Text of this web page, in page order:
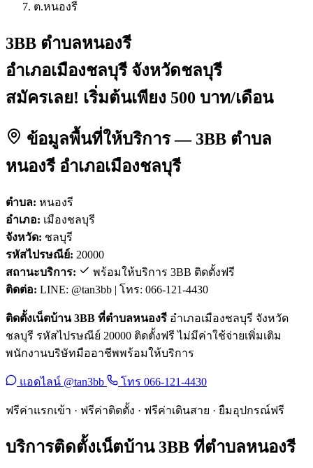
ต.หนองรี
3BB ตำบลหนองรี
อำเภอเมืองชลบุรี จังหวัดชลบุรี
สมัครเลย! เริ่มต้นเพียง 500 บาท/เดือน
ข้อมูลพื้นที่ให้บริการ — 3BB ตำบล
หนองรี อำเภอเมืองชลบุรี
ตำบล: หนองรี
อำเภอ: เมืองชลบุรี
จังหวัด: ชลบุรี
รหัสไปรษณีย์: 20000
สถานะบริการ:
พร้อมให้บริการ 3BB ติดตั้งฟรี
ติดต่อ: LINE: @tan3bb | โทร: 066-121-4430
ติดตั้งเน็ตบ้าน 3BB ที่ตำบลหนองรี อำเภอเมืองชลบุรี จังหวัด
ชลบุรี รหัสไปรษณีย์ 20000 ติดตั้งฟรี ไม่มีค่าใช้จ่ายเพิ่มเติม
พนักงานบริษัทมืออาชีพพร้อมให้บริการ
แอดไลน์ @tan3bb โทร 066-121-4430
ฟรีค่าแรกเข้า · ฟรีค่าติดตั้ง · ฟรีค่าเดินสาย · ยืมอุปกรณ์ฟรี
บริการติดตั้งเน็ตบ้าน 3BB ที่ตำบลหนองรี